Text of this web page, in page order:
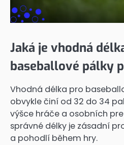
Jaká je vhodná
baseballové pálky
Vhodná délka pro
obvykle činí od 32 do 34
výšce hráče a osobních
správné délky je zásadní
a pohodlí během hry.